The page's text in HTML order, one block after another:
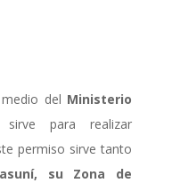
del Ministerio
para realizar
permiso sirve tanto
su Zona de